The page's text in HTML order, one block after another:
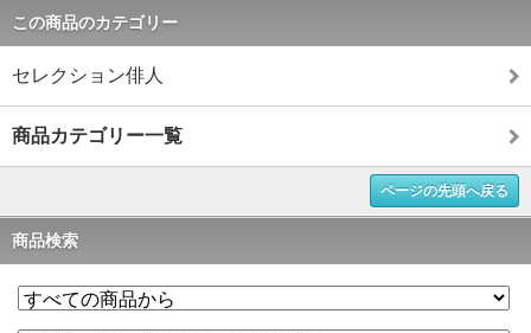
この商品のカテゴリー
セレクション俳人
商品カテゴリー一覧
ページの先頭へ戻る
商品検索